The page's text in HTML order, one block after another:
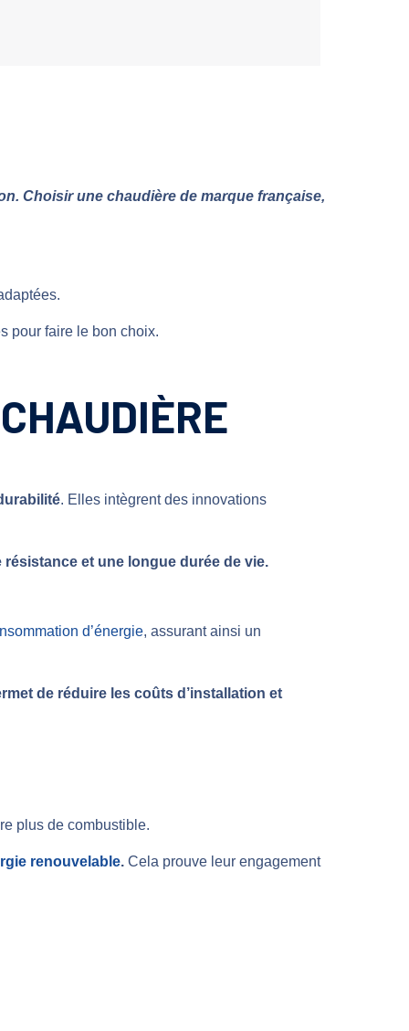
Choisir une chaudière de marque française,
pour faire le bon choix.
. Elles intègrent des innovations
et une longue durée de vie.
d’énergie, assurant ainsi un
de réduire les coûts d’installation et
plus de combustible.
renouvelable. Cela prouve leur engagement